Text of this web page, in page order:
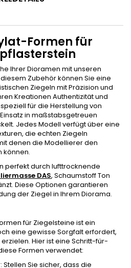
Formen für
Ihrer Dioramen mit unseren
Zubehör können Sie eine
Ziegeln mit Präzision und
Kreationen Authentizität und
für die Herstellung von
in maßstabsgetreuen
Jedes Modell verfügt über eine
die echten Ziegeln
denen die Modellierer den
können.
perfekt durch lufttrocknende
DAS, Schaumstoff Ton
Diese Optionen garantieren
der Ziegel in Ihrem Diorama.
für Ziegelsteine ist ein
eine gewisse Sorgfalt erfordert,
Hier ist eine Schritt-für-
Formen verwendet:
Stellen Sie sicher, dass die